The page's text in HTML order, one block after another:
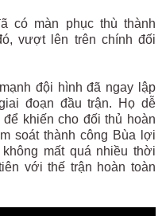
có màn phục thù thành
vượt lên trên chính đối
đội hình đã ngay lập
đoạn đầu trận. Họ dễ
khiến cho đối thủ hoàn
soát thành công Bùa lợi
mất quá nhiều thời
với thế trận hoàn toàn